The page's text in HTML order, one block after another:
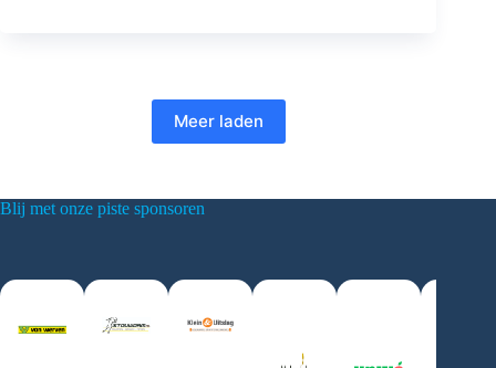
Meer laden
Blij met onze piste sponsoren